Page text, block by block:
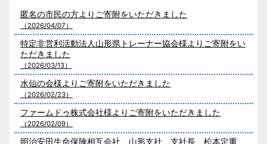
匿名の市民の方よりご寄附をいただきました
（2026/04/07）
特定非営利活動法人山形県トレーナー協会様よりご寄附をい
ただきました
（2026/03/13）
水仙の会様よりご寄附をいただきました
（2026/02/23）
ファームドゥ株式会社様よりご寄附をいただきました
（2026/02/09）
明治安田生命保険相互会社 山形支社 支社長 松本定重